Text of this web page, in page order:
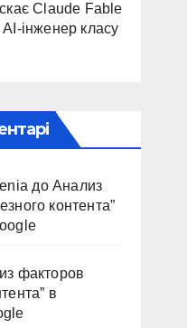
Claude Fable
інженер класу
до Анализ
контента”
факторов
в